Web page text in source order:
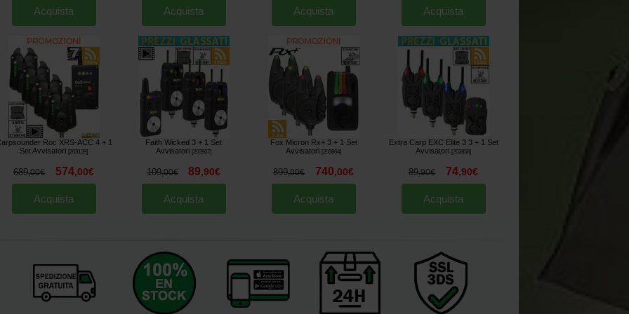
Acquista Acquista Acquista Acquista
Roc XRS-ACC 4 + 1
Set Avvisatori [203139]
689,00€ 574,00€
Acquista
Faith Wicked 3 + 1 Set
Avvisatori [203907]
109,00€ 89,90€
Acquista
Fox Micron Rx+ 3 + 1 Set
Avvisatori [203864]
899,00€ 740,00€
Acquista
Extra Carp EXC Elite 3 3 + 1 Set
Avvisatori [203858]
89,90€ 74,90€
Acquista